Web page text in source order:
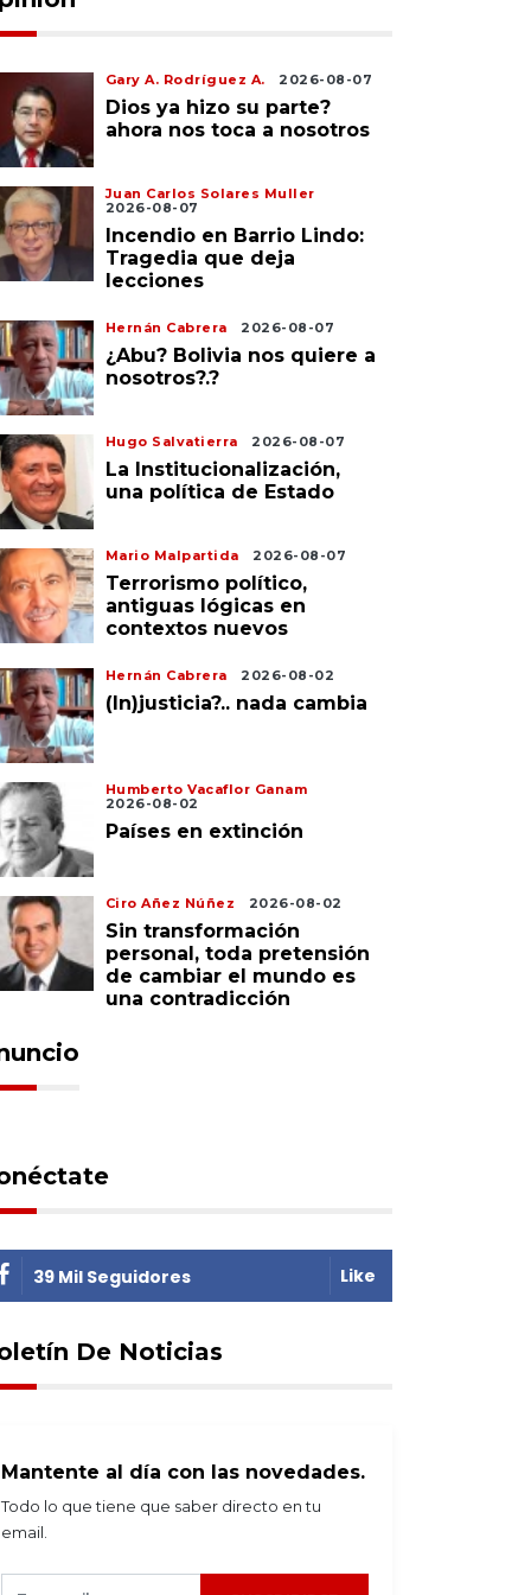
Gary A. Rodríguez A. 2026-08-07
Dios ya hizo su parte?
ahora nos toca a nosotros
Juan Carlos Solares Muller
2026-08-07
Incendio en Barrio Lindo:
Tragedia que deja
lecciones
Hernán Cabrera 2026-08-07
¿Abu? Bolivia nos quiere a
nosotros?.?
Hugo Salvatierra 2026-08-07
La Institucionalización,
una política de Estado
Mario Malpartida 2026-08-07
Terrorismo político,
antiguas lógicas en
contextos nuevos
Hernán Cabrera 2026-08-02
(In)justicia?.. nada cambia
Humberto Vacaflor Ganam
2026-08-02
Países en extinción
Ciro Añez Núñez 2026-08-02
Sin transformación
personal, toda pretensión
de cambiar el mundo es
una contradicción
39 Mil Seguidores Like
De Noticias
Mantente al día con las novedades.
Todo lo que tiene que saber directo en tu
email.